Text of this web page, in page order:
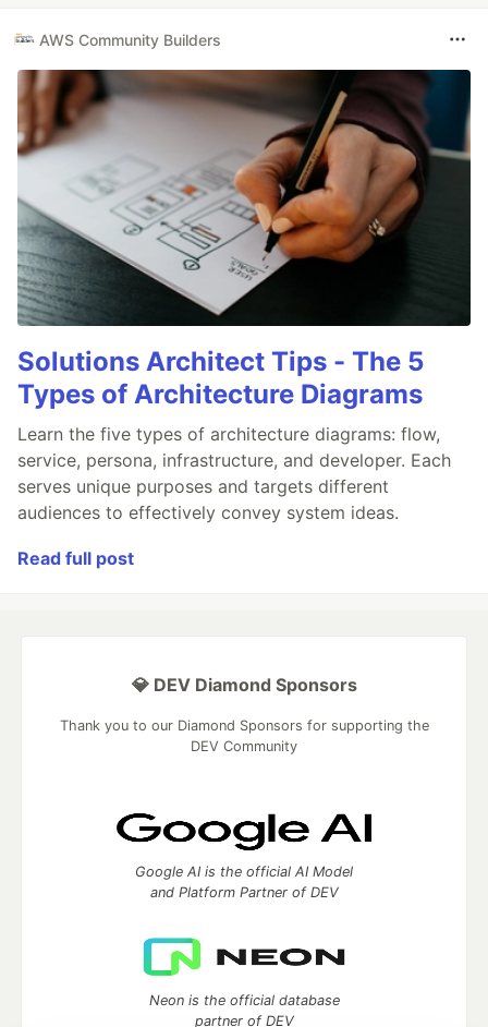
AWS Community Builders
Solutions Architect Tips - The 5
Types of Architecture Diagrams
Learn the five types of architecture diagrams: flow,
service, persona, infrastructure, and developer. Each
serves unique purposes and targets different
audiences to effectively convey system ideas.
Read full post
💎 DEV Diamond Sponsors
Thank you to our Diamond Sponsors for supporting the
DEV Community
Google AI is the official AI Model
and Platform Partner of DEV
Neon is the official database
partner of DEV